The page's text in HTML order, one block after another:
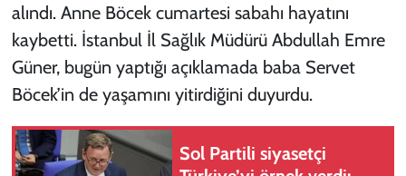
alındı. Anne Böcek cumartesi sabahı hayatını
kaybetti. İstanbul İl Sağlık Müdürü Abdullah Emre
Güner, bugün yaptığı açıklamada baba Servet
Böcek’in de yaşamını yitirdiğini duyurdu.
Sol Partili siyasetçi